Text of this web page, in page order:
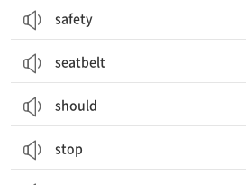
safety
seatbelt
should
stop